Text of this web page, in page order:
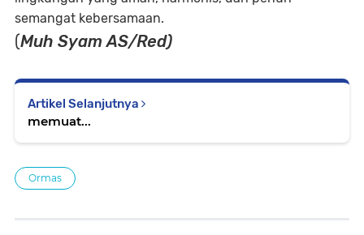
semangat kebersamaan.
(Muh Syam AS/Red)
Artikel Selanjutnya
memuat...
Ormas